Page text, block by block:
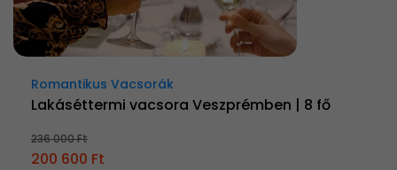
Romantikus Vacsorák
Lakáséttermi vacsora Veszprémben | 8 fő
236 000 Ft
200 600 Ft